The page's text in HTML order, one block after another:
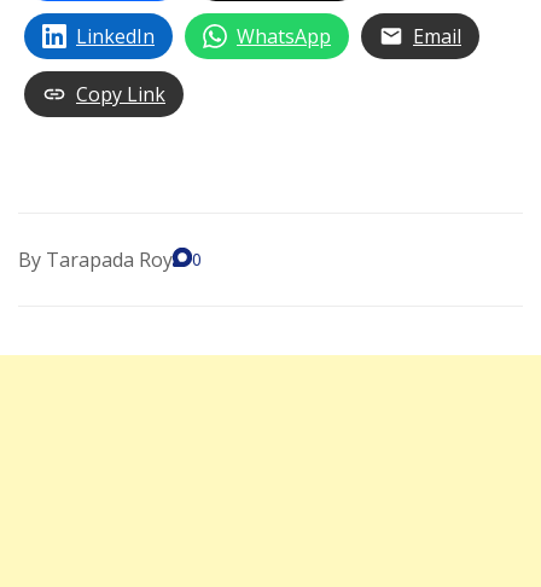
LinkedIn WhatsApp Email
Copy Link
By Tarapada Roy 0